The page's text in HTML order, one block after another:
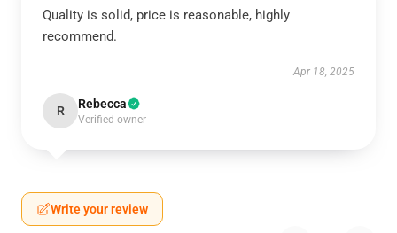
Quality is solid, price is reasonable, highly
recommend.
Apr 18, 2025
R Rebecca
Verified owner
Write your review